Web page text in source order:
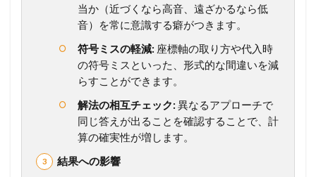
原
理
と
公
式
2
8
ド
ッ
ラ
当か（近づくなら高音、遠ざかるなら低
音）を常に意識する癖がつきます。
符号ミスの軽減: 座標軸の取り方や代入時
の符号ミスといった、形式的な間違いを減
らすことができます。
解法の相互チェック: 異なるアプローチで
同じ答えが出ることを確認することで、計
算の確実性が増します。
結果への影響